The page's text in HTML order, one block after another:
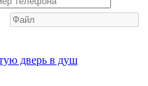
дверь в душ